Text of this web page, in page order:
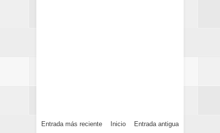
Entrada más reciente Entrada antigua
Inicio